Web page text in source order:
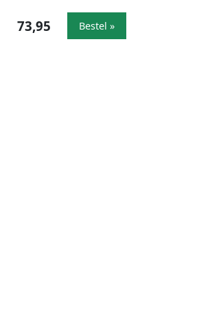
73,95 Bestel »